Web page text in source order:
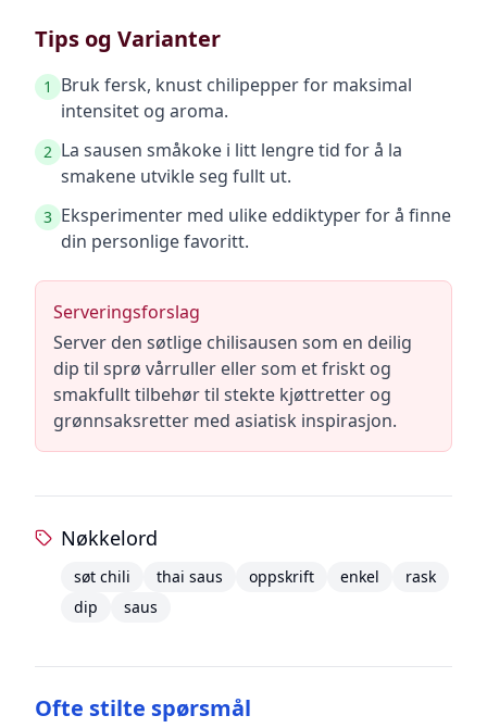
Tips og Varianter
1
Bruk fersk, knust chilipepper for maksimal
intensitet og aroma.
2 La sausen småkoke i litt lengre tid for å la
smakene utvikle seg fullt ut.
3 Eksperimenter med ulike eddiktyper for å finne
din personlige favoritt.
Serveringsforslag
Server den søtlige chilisausen som en deilig
dip til sprø vårruller eller som et friskt og
smakfullt tilbehør til stekte kjøttretter og
grønnsaksretter med asiatisk inspirasjon.
Nøkkelord
søt chili thai saus oppskrift enkel
rask
dip
saus
Ofte stilte spørsmål